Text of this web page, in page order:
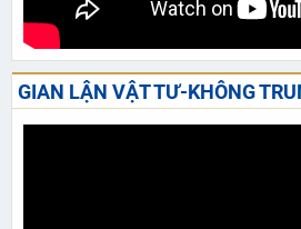
GIAN LẬN VẬT TƯ-KHÔNG